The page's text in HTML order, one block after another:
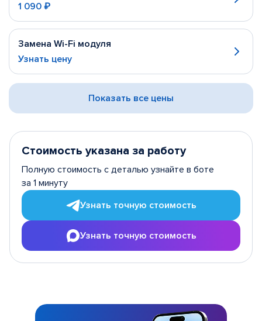
1 090 ₽
Замена Wi-Fi модуля
Узнать цену
Показать все цены
Стоимость указана за работу
Полную стоимость с деталью узнайте в боте
за 1 минуту
Узнать точную стоимость
Узнать точную стоимость